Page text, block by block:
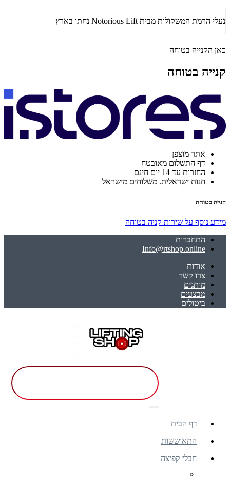
נעלי הרמת המשקולות מבית Notorious Lift נחתו בארץ
כאן הקנייה בטוחה
קנייה בטוחה
אתר מוצפן
דף התשלום מאובטח
החזרות עד 14 יום חינם
חנות ישראלית. משלוחים מישראל
קנייה בטוחה
מידע נוסף על שירות קניה בטוחה
התחברות
Info@rtshop.online
אודות
צרו קשר
מותגים
מבצעים
ביטולים
דף הבית
התאוששות
חבלי קפיצה